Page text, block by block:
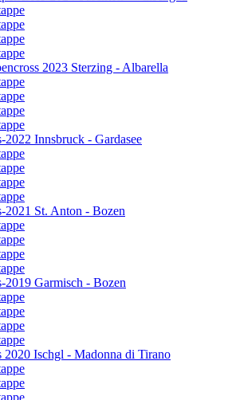
2023 Sterzing - Albarella
2022 Innsbruck - Gardasee
2021 St. Anton - Bozen
2019 Garmisch - Bozen
2020 Ischgl - Madonna di Tirano